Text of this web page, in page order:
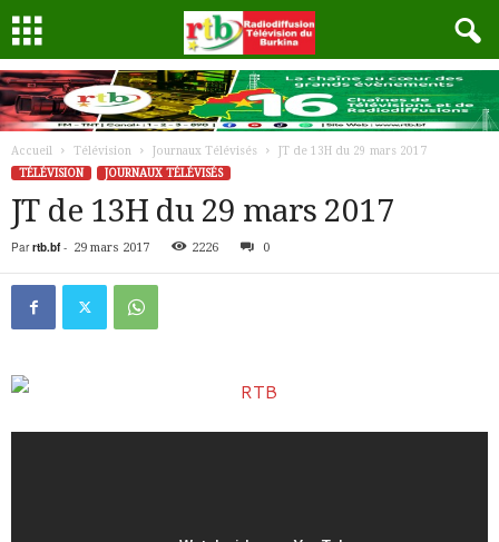
Accueil Télévision Journaux Télévisés
JT de 13H du 29 mars 2017
TÉLÉVISION
JOURNAUX TÉLÉVISÉS
JT de 13H du 29 mars 2017
Par rtb.bf- 29 mars 2017 2226 0